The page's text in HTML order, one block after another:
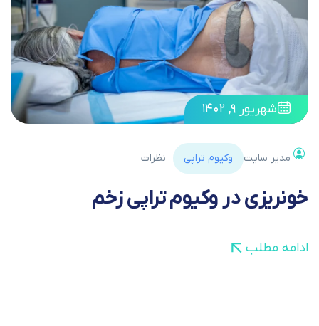
شهریور ۹, ۱۴۰۲
مدیر سایت وکیوم تراپی نظرات
خونریزی در وکیوم تراپی زخم
ادامه مطلب